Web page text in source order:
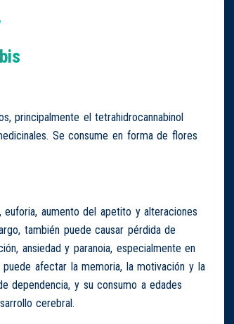
principalmente el tetrahidrocannabinol
Se consume en forma de flores
aumento del apetito y alteraciones
también puede causar pérdida de
ansiedad y paranoia, especialmente en
afectar la memoria, la motivación y la
dependencia, y su consumo a edades
cerebral.